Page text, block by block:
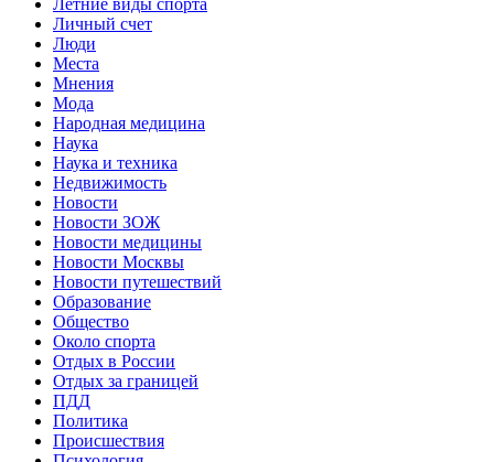
Личный счет
Люди
Места
Мнения
Мода
Народная медицина
Наука
Наука и техника
Недвижимость
Новости
Новости ЗОЖ
Новости медицины
Новости Москвы
Новости путешествий
Образование
Общество
Около спорта
Отдых в России
Отдых за границей
ПДД
Политика
Происшествия